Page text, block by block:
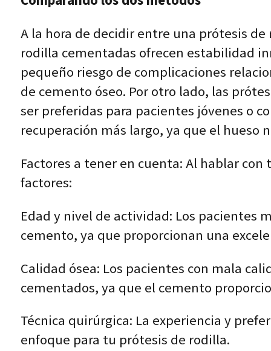
A la hora de decidir entre una prótesis
rodilla cementadas ofrecen estabilidad
pequeño riesgo de complicaciones
de cemento óseo. Por otro lado, las
ser preferidas para pacientes jóvenes o
recuperación más largo, ya que el
Factores a tener en cuenta: Al hablar
factores:
Edad y nivel de actividad: Los pacientes
cemento, ya que proporcionan una
Calidad ósea: Los pacientes con mala
cementados, ya que el cemento
Técnica quirúrgica: La experiencia y
enfoque para tu prótesis de rodilla.